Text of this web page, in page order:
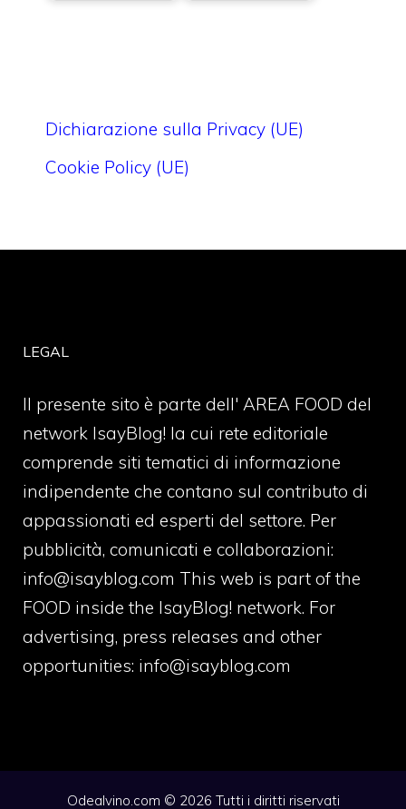
Dichiarazione sulla Privacy (UE)
Cookie Policy (UE)
LEGAL
Il presente sito è parte dell' AREA FOOD del
network IsayBlog! la cui rete editoriale
comprende siti tematici di informazione
indipendente che contano sul contributo di
appassionati ed esperti del settore. Per
pubblicità, comunicati e collaborazioni:
info@isayblog.com This web is part of the
FOOD inside the IsayBlog! network. For
advertising, press releases and other
opportunities: info@isayblog.com
Odealvino.com © 2026 Tutti i diritti riservati